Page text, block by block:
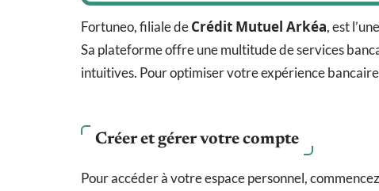
Fortuneo, filiale deCrédit Mutuel Arkéa, est
Sa plateforme offre une multitude de services
intuitives. Pour optimiser votre expérience
Créer et gérer votre compte
Pour accéder à votre espace personnel,